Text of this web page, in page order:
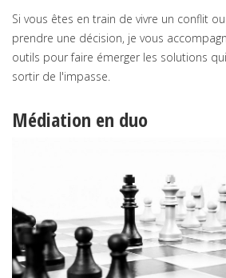
Si vous êtes en train de vivre un conflit
prendre une décision, je vous
outils pour faire émerger les solutions
sortir de l'impasse.
Médiation en duo